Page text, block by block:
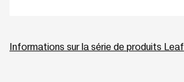
Informations sur la série de produits Leaf